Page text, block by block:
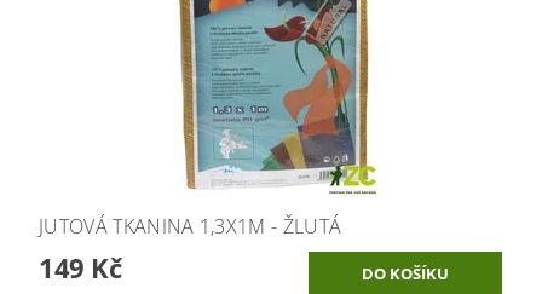
JUTOVÁ TKANINA 1,3X1M - ŽLUTÁ
149 Kč